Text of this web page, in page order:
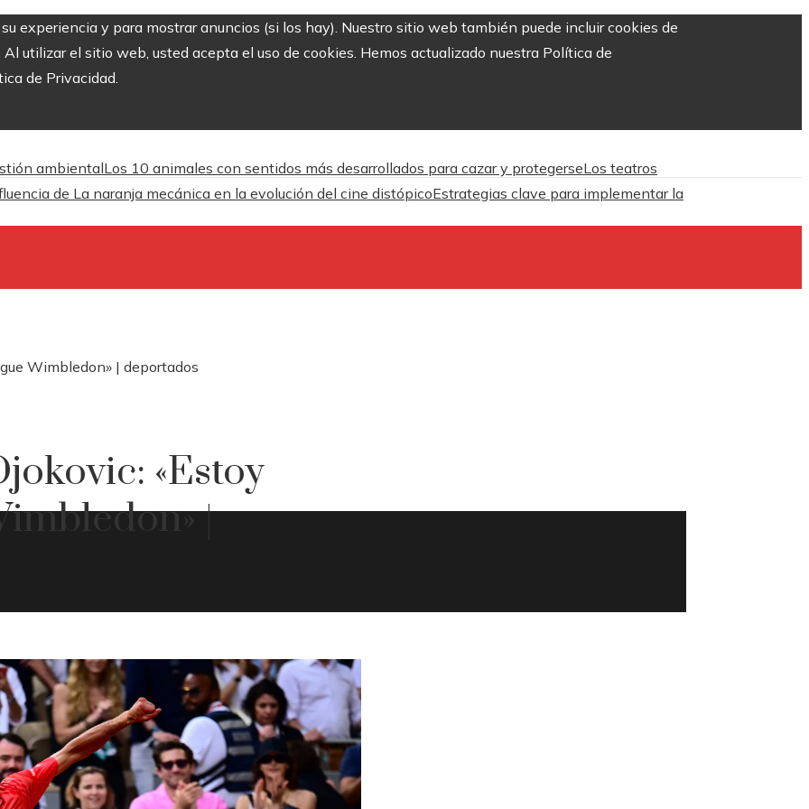
experiencia y para mostrar anuncios (si los hay). Nuestro sitio web también puede incluir cookies de
utilizar el sitio web, usted acepta el uso de cookies. Hemos actualizado nuestra Política de
de Privacidad.
ambientalLos 10 animales con sentidos más desarrollados para cazar y protegerseLos teatros
de La naranja mecánica en la evolución del cine distópicoEstrategias clave para implementar la
Wimbledon» | deportados
«Estoy
|